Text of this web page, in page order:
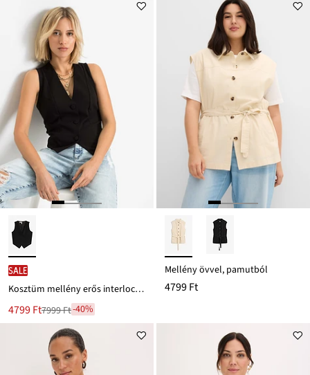
SALE
Kosztüm mellény erős interlock anyagból
Új
ár
4799 Ft
Leárazva7999 Ft-40%
Mellény övvel, pamutból
4799 Ft